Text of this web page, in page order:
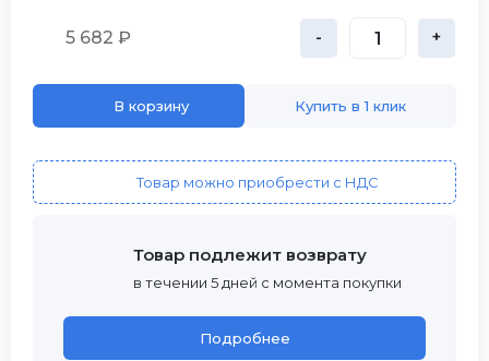
5 682 ₽ - +
В корзину Купить в 1 клик
Товар можно приобрести с НДС
Товар подлежит возврату
в течении 5 дней с момента покупки
Подробнее